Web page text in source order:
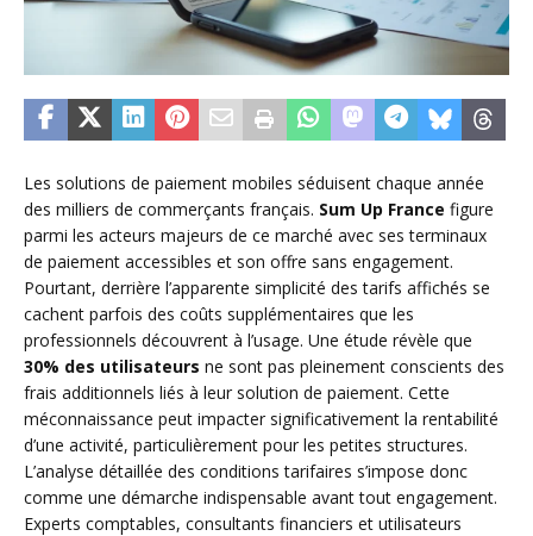
Les solutions de paiement mobiles séduisent chaque année
des milliers de commerçants français. Sum Up France figure
parmi les acteurs majeurs de ce marché avec ses terminaux
de paiement accessibles et son offre sans engagement.
Pourtant, derrière l’apparente simplicité des tarifs affichés se
cachent parfois des coûts supplémentaires que les
professionnels découvrent à l’usage. Une étude révèle que
30% des utilisateurs ne sont pas pleinement conscients des
frais additionnels liés à leur solution de paiement. Cette
méconnaissance peut impacter significativement la rentabilité
d’une activité, particulièrement pour les petites structures.
L’analyse détaillée des conditions tarifaires s’impose donc
comme une démarche indispensable avant tout engagement.
Experts comptables, consultants financiers et utilisateurs